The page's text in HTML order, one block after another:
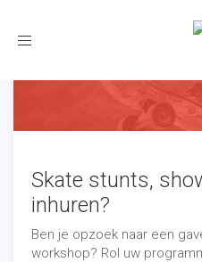
Toggle
Skate stunts,
inhuren?
Ben je opzoek naar een
workshop? Rol uw